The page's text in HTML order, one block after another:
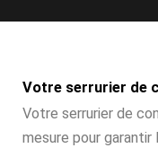
Votre serrurier de
Votre serrurier de
mesure pour